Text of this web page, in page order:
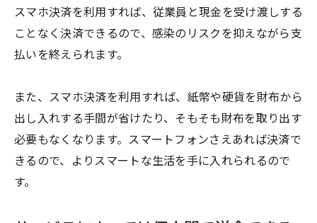
スマホ決済を利用すれば、従業員と現金を受け渡しする
ことなく決済できるので、感染のリスクを抑えながら支
払いを終えられます。
また、スマホ決済を利用すれば、紙幣や硬貨を財布から
出し入れする手間が省けたり、そもそも財布を取り出す
必要もなくなります。スマートフォンさえあれば決済で
きるので、よりスマートな生活を手に入れられるので
す。